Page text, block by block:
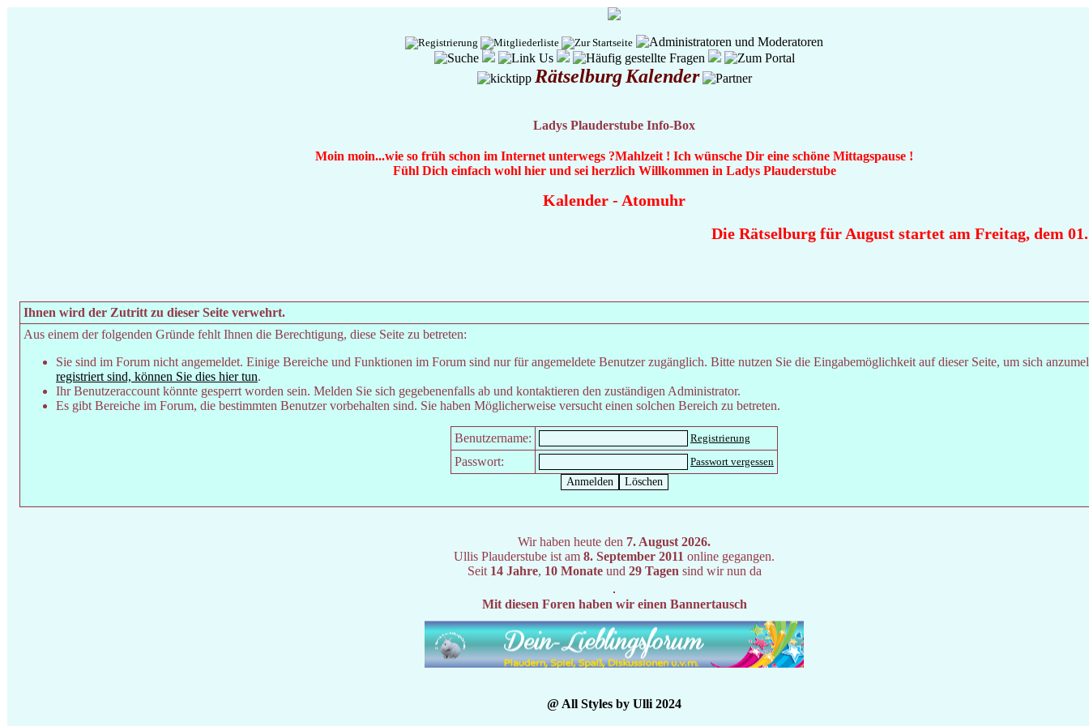
Rätselburg Kalender
Ladys Plauderstube Info-Box
Moin moin...wie so früh schon im Internet unterwegs ?Mahlzeit ! Ich wünsche Dir eine schöne Mittagspause !
Fühl Dich einfach wohl hier und sei herzlich Willkommen in Ladys Plauderstube
Kalender - Atomuhr
Die Rätselburg für August startet am Freitag, dem
Ihnen wird der Zutritt zu dieser Seite verwehrt.
Aus einem der folgenden Gründe fehlt Ihnen die Berechtigung, diese Seite zu betreten:
Sie sind im Forum nicht angemeldet. Einige Bereiche und Funktionen im Forum sind nur für angemeldete Benutzer zugänglich. Bitte nutzen Sie die Eingabemöglichkeit auf dieser Seite, um sich
registriert sind, können Sie dies hier tun.
Ihr Benutzeraccount könnte gesperrt worden sein. Melden Sie sich gegebenenfalls ab und kontaktieren den zuständigen Administrator.
Es gibt Bereiche im Forum, die bestimmten Benutzer vorbehalten sind. Sie haben Möglicherweise versucht einen solchen Bereich zu betreten.
Benutzername: Registrierung
Passwort: Passwort vergessen
Wir haben heute den 7. August 2026.
Ullis Plauderstube ist am 8. September 2011 online gegangen.
Seit 14 Jahre, 10 Monate und 29 Tagen sind wir nun da
Mit diesen Foren haben wir einen Bannertausch
@ All Styles by Ulli 2024